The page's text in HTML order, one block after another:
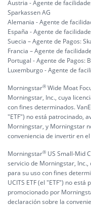
Austria - Agente de
Sparkassen AG
Alemania - Agente de
España - Agente de
Suecia – Agente de Pagos:
Francia – Agente de
Portugal - Agente de Pagos:
Luxemburgo - Agente de
Morningstar® Wide Moat
Morningstar, Inc., cuya
con fines determinados.
"ETF") no está patrocinado,
Morningstar, y Morningstar
conveniencia de invertir en el
Morningstar® US Small-Mid
servicio de Morningstar, Inc.,
para su uso con fines
UCITS ETF (el "ETF") no
promocionado por
declaración sobre la